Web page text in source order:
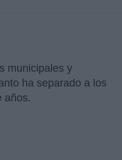
municipales y
ha separado a los
años.